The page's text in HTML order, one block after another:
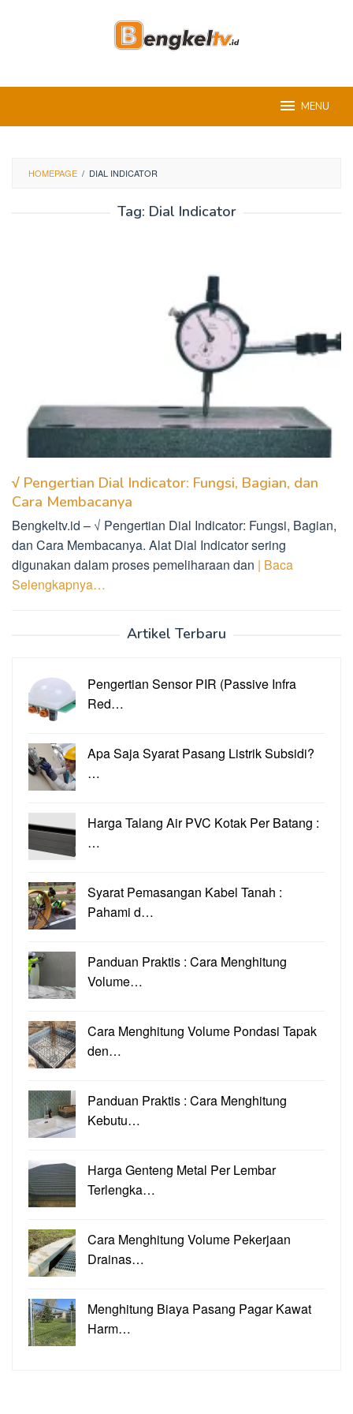
MENU
HOMEPAGE / DIAL INDICATOR
Tag: Dial Indicator
√ Pengertian Dial Indicator: Fungsi, Bagian, dan
Cara Membacanya
Bengkeltv.id – √ Pengertian Dial Indicator: Fungsi, Bagian,
dan Cara Membacanya. Alat Dial Indicator sering
digunakan dalam proses pemeliharaan dan | Baca
Selengkapnya…
Artikel Terbaru
Pengertian Sensor PIR (Passive Infra
Red…
Apa Saja Syarat Pasang Listrik Subsidi?
…
Harga Talang Air PVC Kotak Per Batang :
…
Syarat Pemasangan Kabel Tanah :
Pahami d…
Panduan Praktis : Cara Menghitung
Volume…
Cara Menghitung Volume Pondasi Tapak
den…
Panduan Praktis : Cara Menghitung
Kebutu…
Harga Genteng Metal Per Lembar
Terlengka…
Cara Menghitung Volume Pekerjaan
Drainas…
Menghitung Biaya Pasang Pagar Kawat
Harm…